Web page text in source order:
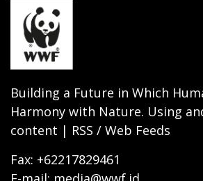
Building a Future in Which
Harmony with Nature. Using
content | RSS / Web Feeds
Fax: +62217829461